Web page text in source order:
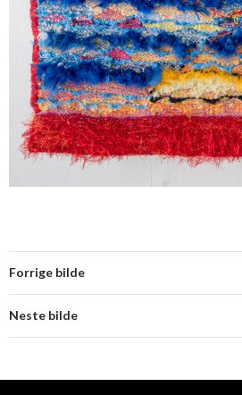
Forrige bilde
Neste bilde